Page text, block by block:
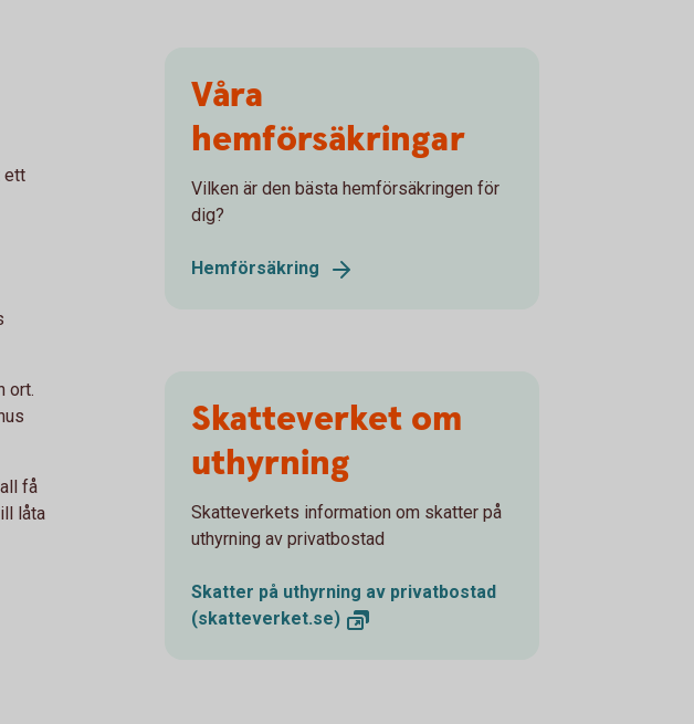
ett
ort.
få
låta
Våra
hemförsäkringar
Vilken är den bästa hemförsäkringen för
dig?
Hemförsäkring
Skatteverket om
uthyrning
Skatteverkets information om skatter på
uthyrning av privatbostad
Skatter på uthyrning av privatbostad
(skatteverket.se)